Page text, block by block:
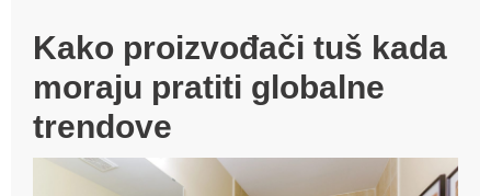
Kako proizvođači tuš kada
moraju pratiti globalne
trendove